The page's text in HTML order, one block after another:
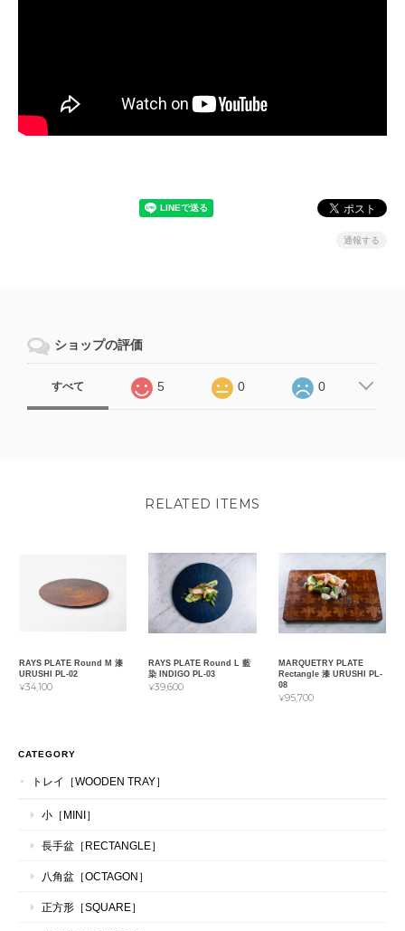
通報する
ショップの評価
すべて 5 0 0
RELATED ITEMS
RAYS PLATE Round M 漆
URUSHI PL-02
¥34,100
RAYS PLATE Round L 藍
染 INDIGO PL-03
¥39,600
MARQUETRY PLATE
Rectangle 漆 URUSHI PL-
08
¥95,700
CATEGORY
トレイ［WOODEN TRAY］
小［MINI］
長手盆［RECTANGLE］
八角盆［OCTAGON］
正方形［SQUARE］